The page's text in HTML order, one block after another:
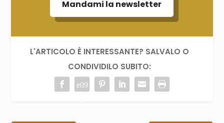
Mandami la newsletter
L'ARTICOLO È INTERESSANTE? SALVALO O
CONDIVIDILO SUBITO: